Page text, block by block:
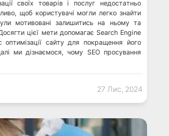
своїх товарів і послуг недостатньо
щоб користувачі могли легко знайти
мотивовані залишитись на ньому та
цієї мети допомагає Search Engine
сайту для покращення його
ми дізнаємося, чому SEO просування
27 Лис, 2024